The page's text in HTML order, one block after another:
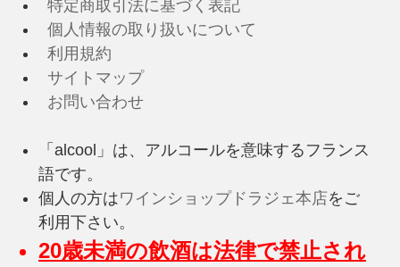
特定商取引法に基づく表記
個人情報の取り扱いについて
利用規約
サイトマップ
お問い合わせ
「alcool」は、アルコールを意味するフランス
語です。
個人の方はワインショップドラジェ本店をご
利用下さい。
20歳未満の飲酒は法律で禁止され